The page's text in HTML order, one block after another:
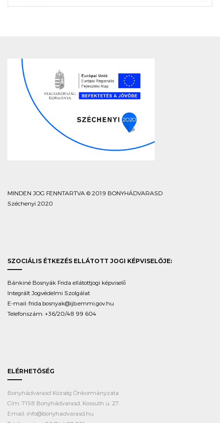
MINDEN JOG FENNTARTVA © 2019 BONYHÁDVARASD
Széchenyi 2020
SZOCIÁLIS ÉTKEZÉS ELLÁTOTT JOGI KÉPVISELŐJE:
Bánkiné Bosnyák Frida ellátottjogi képviselő
Integrált Jogvédelmi Szolgálat
E-mail: frida.bosnyak@ijb.emmi.gov.hu
Telefonszám: +36/20/48 99 604
ELÉRHETŐSÉG
Bonyhádvarasd Község Önkormányzata
Cím: 7158 Bonyhádvarasd, Kossuth u. 27.
Email: info@bonyhadvarasd.hu